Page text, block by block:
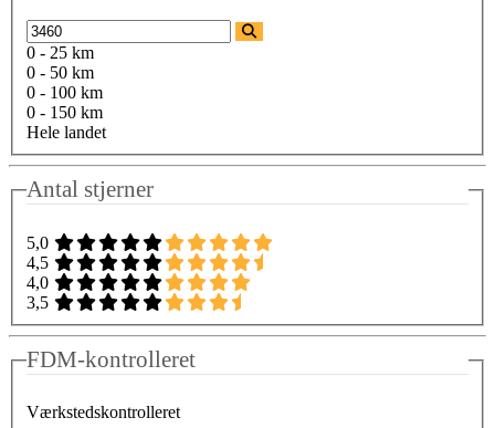
0 - 25 km
0 - 50 km
0 - 100 km
0 - 150 km
Hele landet
Antal stjerner
5,0
4,5
4,0
3,5
FDM-kontrolleret
Værkstedskontrolleret